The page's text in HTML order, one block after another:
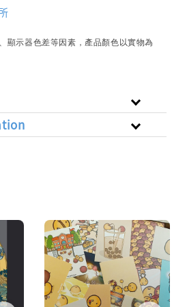
顯示器色差等因素，產品顏色以實物為